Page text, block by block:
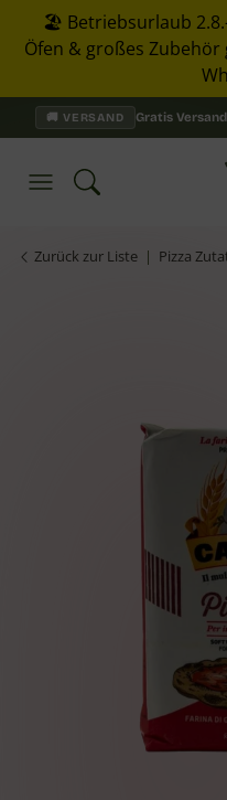
🏖️ Betriebsurlaub
Öfen & großes Zubehör
🚚 VERSAND Gratis
Zurück zur Liste Pizza